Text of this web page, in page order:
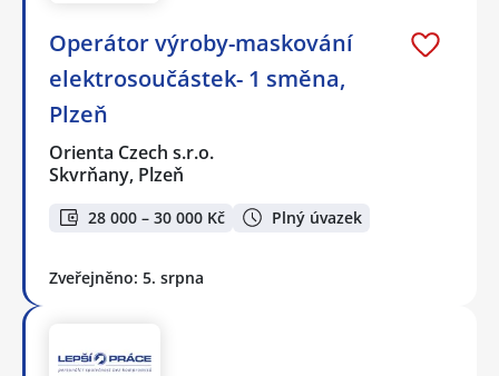
Operátor výroby-maskování
elektrosoučástek- 1 směna,
Plzeň
Orienta Czech s.r.o.
Skvrňany, Plzeň
28 000 – 30 000 Kč Plný úvazek
Zveřejněno: 5. srpna